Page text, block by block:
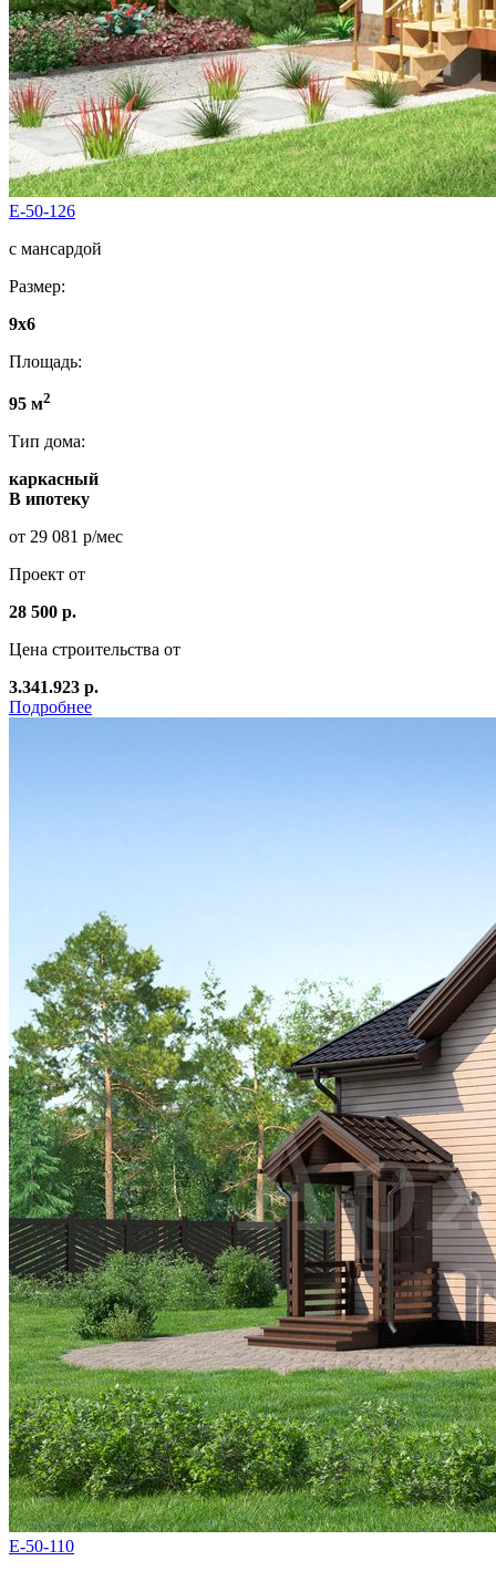
E-50-126
с мансардой
Размер:
9x6
Площадь:
95 м2
Тип дома:
каркасный
В ипотеку
от 29 081 р/мес
Проект от
28 500 р.
Цена строительства от
3.341.923 р.
Подробнее
E-50-110